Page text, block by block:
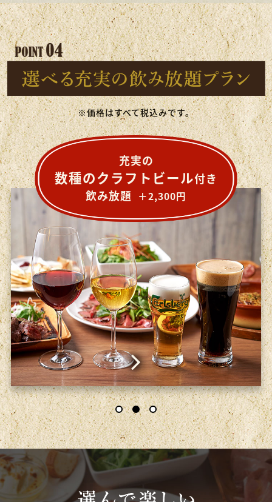
※価格はすべて税込みです。
定番の
スタンダード
飲み放題
充実の
数種のクラフトビール付き
飲み放題 ＋2,300円
女子に人気
樽詰めスパークリング付き
飲み放題 ＋500円